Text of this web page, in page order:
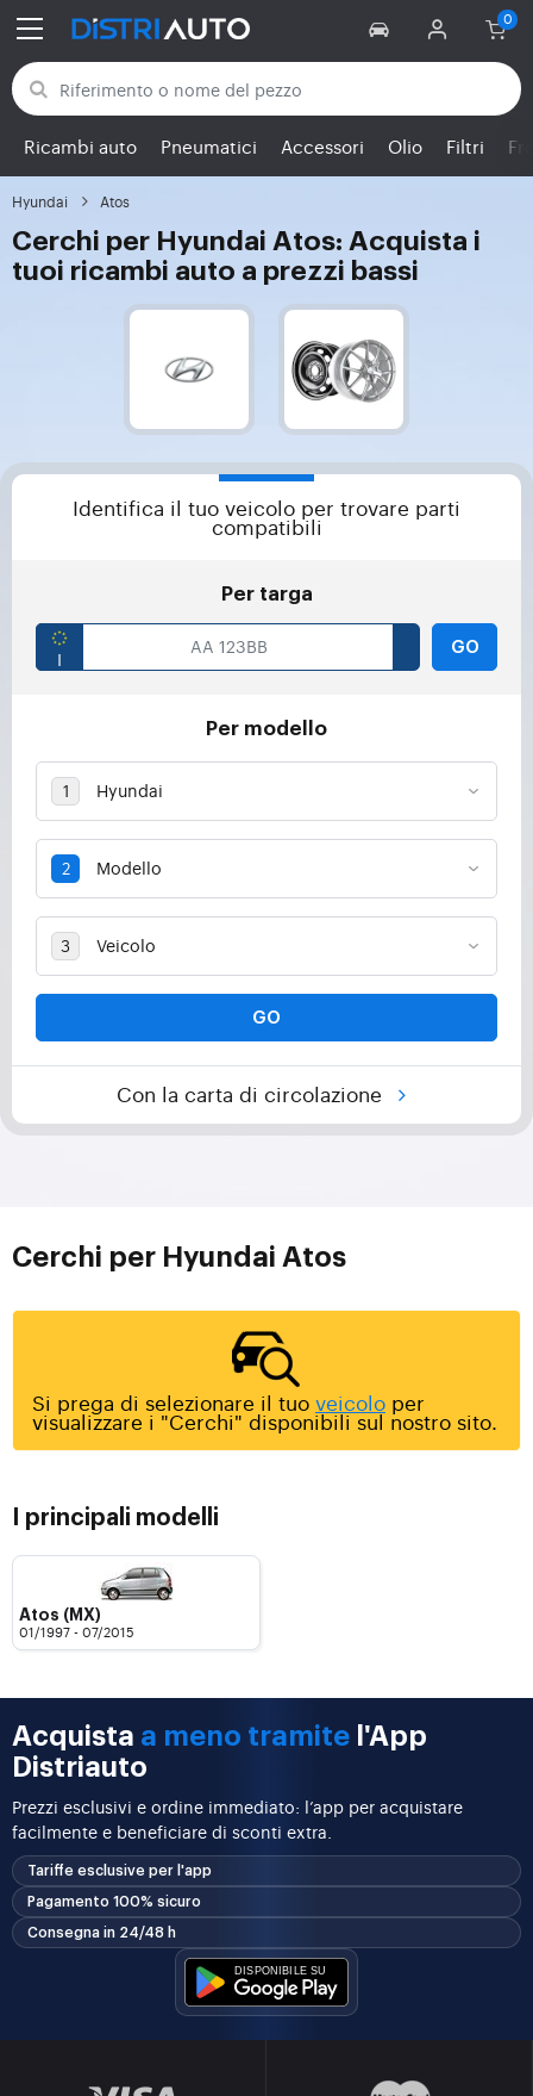
Torna alle categorie
Ricambi auto Pneumatici Accessori Olio Filtri
Hyundai Atos
Cerchi per Hyundai Atos: Acquista i
tuoi ricambi auto a prezzi bassi
Identifica il tuo veicolo per trovare parti
compatibili
Per targa
GO
Per modello
GO
Con la carta di circolazione
Cerchi per Hyundai Atos
Si prega di selezionare il tuo veicolo per
visualizzare i "Cerchi" disponibili sul nostro sito.
I principali modelli
Atos (MX)
01/1997 - 07/2015
Acquista a meno tramite l'App
Distriauto
Prezzi esclusivi e ordine immediato: l’app per acquistare
facilmente e beneficiare di sconti extra.
Tariffe esclusive per l'app
Pagamento 100% sicuro
Consegna in 24/48 h